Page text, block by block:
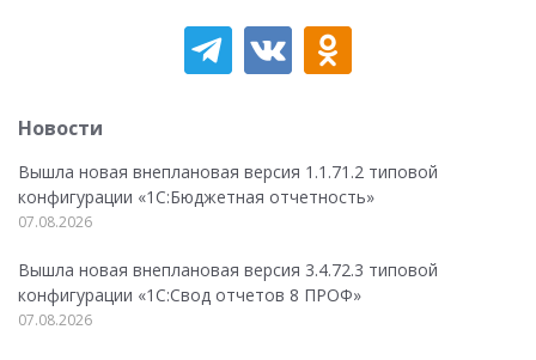
Новости
Вышла новая внеплановая версия 1.1.71.2 типовой
конфигурации «1C:Бюджетная отчетность»
07.08.2026
Вышла новая внеплановая версия 3.4.72.3 типовой
конфигурации «1C:Свод отчетов 8 ПРОФ»
07.08.2026